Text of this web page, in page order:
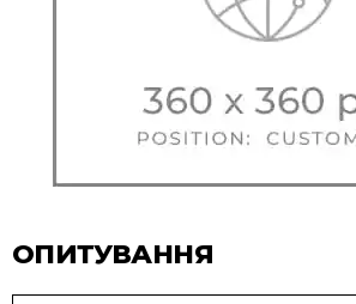
ОПИТУВАННЯ